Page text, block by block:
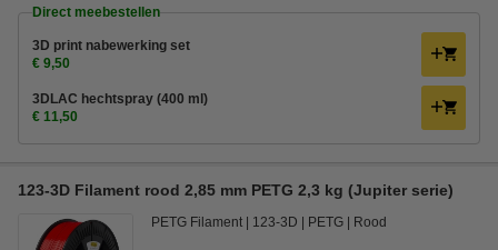
Direct meebestellen
3D print nabewerking set
€ 9,50
3DLAC hechtspray (400 ml)
€ 11,50
123-3D Filament rood 2,85 mm PETG 2,3 kg (Jupiter serie)
PETG Filament 123-3D PETG Rood